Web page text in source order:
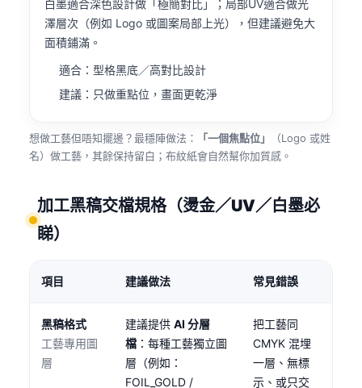
白墨適合深色設計做「極簡對比」；局部UV適合做光
澤層次（例如 Logo 或圖案局部上光），但建議避免大
面積鋪滿。
適合：型格黑底／高對比設計
建議：只做重點位，畫面更乾淨
想做工藝但唔知擺邊？最穩陣做法： 「一個焦點位」
（Logo 或姓
名）做工藝，其餘保持留白；布紋紙會自然幫你加質感。
加工黑稿交檔規格（燙金／UV／白墨必
睇）
項目 建議做法 常見錯誤
黑稿格式
工藝專用圖
層
建議提供 AI 分層
檔 ：每種工藝獨立圖
層（例如：
FOIL_GOLD /
把工藝同
CMYK 混埋
一層、無標
示、或只交